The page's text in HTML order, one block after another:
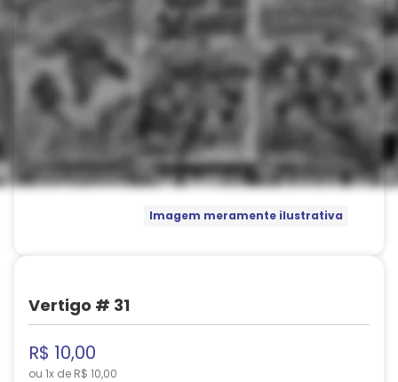
Imagem meramente ilustrativa
Vertigo # 31
R$ 10,00
ou 1x de R$ 10,00